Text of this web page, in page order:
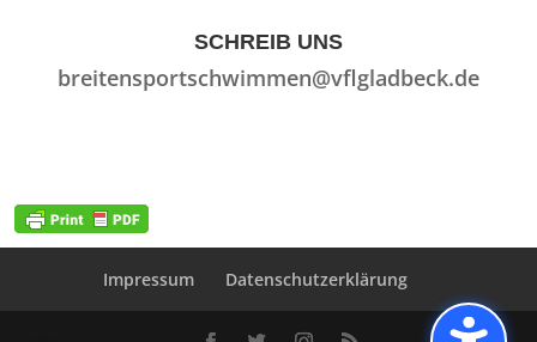
SCHREIB UNS
breitensportschwimmen@vflgladbeck.de
Impressum Datenschutzerklärung